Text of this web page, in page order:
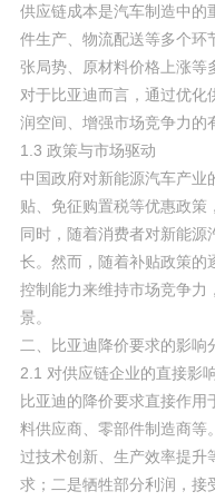
供应链成本是汽车制造中的
件生产、物流配送等多个环
张局势、原材料价格上涨等
对于比亚迪而言，通过优化
润空间、增强市场竞争力的
1.3 政策与市场驱动
中国政府对新能源汽车产业
贴、免征购置税等优惠政策
同时，随着消费者对新能
长。然而，随着补贴政策的
控制能力来维持市场竞争力
景。
二、比亚迪降价要求的影响
2.1 对供应链企业的直接影
比亚迪的降价要求直接作
料供应商、零部件制造商等
过技术创新、生产效率提升
求；二是牺牲部分利润，接